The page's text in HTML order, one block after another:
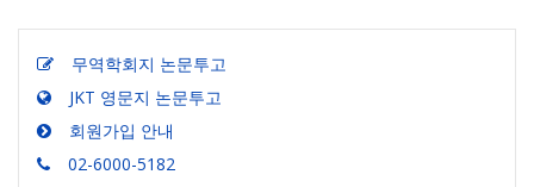
무역학회지 논문투고
JKT 영문지 논문투고
회원가입 안내
02-6000-5182